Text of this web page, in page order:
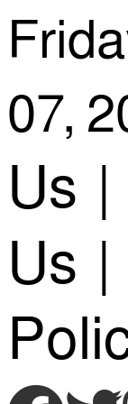
Skip
to
07,
Us |
Us |